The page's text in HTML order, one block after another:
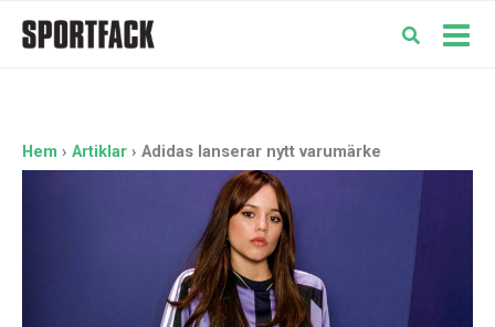
Hem Artiklar Adidas lanserar nytt varumärke